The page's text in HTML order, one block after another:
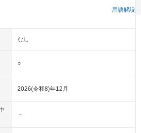
用語解説
なし
○
2026(令和8)年12月
－